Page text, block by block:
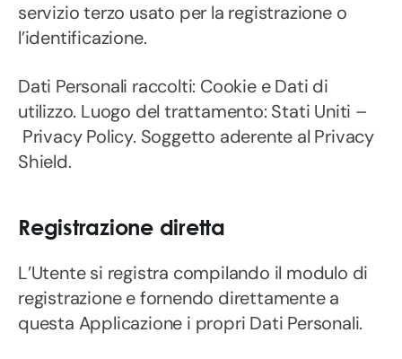
servizio terzo usato per la registrazione o
l’identificazione.
Dati Personali raccolti: Cookie e Dati di
utilizzo. Luogo del trattamento: Stati Uniti –
Privacy Policy. Soggetto aderente al Privacy
Shield.
Registrazione diretta
L’Utente si registra compilando il modulo di
registrazione e fornendo direttamente a
questa Applicazione i propri Dati Personali.